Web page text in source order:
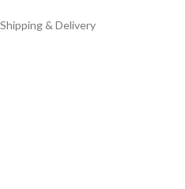
Shipping & Delivery